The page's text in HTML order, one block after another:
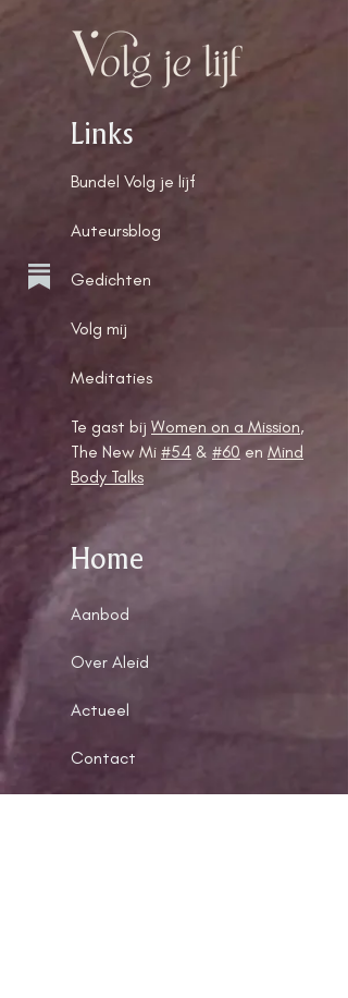
Bundel Volg je lijf
Auteursblog
Gedichten
Volg mij
Meditaties
Te gast bij Women on a Mission,
The New Mi #54 & #60 en Mind
Body Talks
Aanbod
Over Aleid
Actueel
Contact
Home
Links